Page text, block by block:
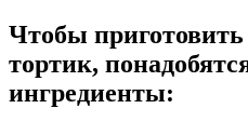
Чтобы
тортик,
ингредиенты: